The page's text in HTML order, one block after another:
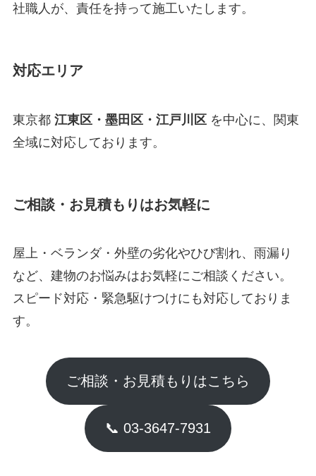
社職人が、責任を持って施工いたします。
対応エリア
東京都 江東区・墨田区・江戸川区を中心に、関東
全域に対応しております。
ご相談・お見積もりはお気軽に
屋上・ベランダ・外壁の劣化やひび割れ、雨漏り
など、建物のお悩みはお気軽にご相談ください。
スピード対応・緊急駆けつけにも対応しておりま
す。
ご相談・お見積もりはこちら
📞 03-3647-7931